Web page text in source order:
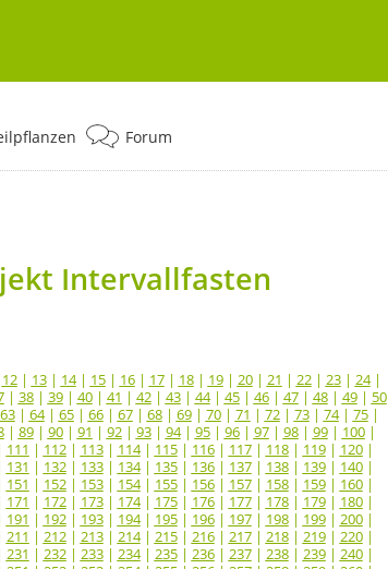
Forum
Intervallfasten
12| 13| 14| 15| 16| 17| 18| 19| 20| 21 | 22| 23| 24|
| 38| 39| 40| 41 | 42| 43| 44| 45| 46| 47| 48| 49| 50
63| 64| 65| 66| 67| 68| 69| 70| 71 | 72| 73| 74| 75|
| 89| 90| 91 | 92| 93| 94| 95| 96| 97| 98| 99| 100|
111 | 112| 113| 114| 115| 116| 117| 118| 119| 120|
131 | 132| 133| 134| 135| 136| 137| 138| 139| 140|
151 | 152| 153| 154| 155| 156| 157| 158| 159| 160|
171 | 172| 173| 174| 175| 176| 177| 178| 179| 180|
191 | 192| 193| 194| 195| 196| 197| 198| 199| 200|
211 | 212| 213| 214| 215| 216| 217| 218| 219| 220|
231 | 232| 233| 234| 235| 236| 237| 238| 239| 240|